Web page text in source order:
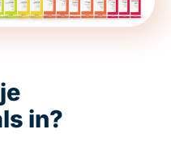
in?